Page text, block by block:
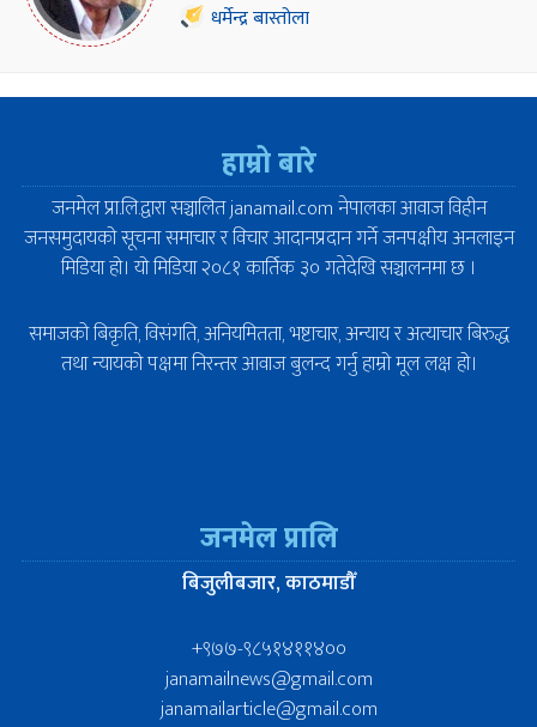
धर्मेन्द्र बास्तोला
हाम्रो बारे
जनमेल प्रा.लि.द्वारा सञ्चालित janamail.com नेपालका आवाज विहीन
जनसमुदायको सूचना समाचार र विचार आदानप्रदान गर्ने जनपक्षीय अनलाइन
मिडिया हो। यो मिडिया २०८१ कार्तिक ३० गतेदेखि सञ्चालनमा छ ।
समाजको बिकृति, विसंगति, अनियमितता, भष्टाचार, अन्याय र अत्याचार बिरुद्ध
तथा न्यायको पक्षमा निरन्तर आवाज बुलन्द गर्नु हाम्रो मूल लक्ष हो।
जनमेल प्रालि
बिजुलीबजार, काठमाडौँ
+९७७-९८५१४११४००
janamailnews@gmail.com
janamailarticle@gmail.com